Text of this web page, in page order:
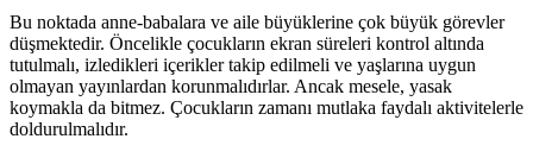
Bu noktada anne-babalara ve aile büyüklerine çok büyük görevler
düşmektedir. Öncelikle çocukların ekran süreleri kontrol altında
tutulmalı, izledikleri içerikler takip edilmeli ve yaşlarına uygun
olmayan yayınlardan korunmalıdırlar. Ancak mesele, yasak
koymakla da bitmez. Çocukların zamanı mutlaka faydalı aktivitelerle
doldurulmalıdır.